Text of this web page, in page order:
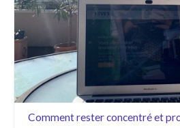
Comment rester concentré et